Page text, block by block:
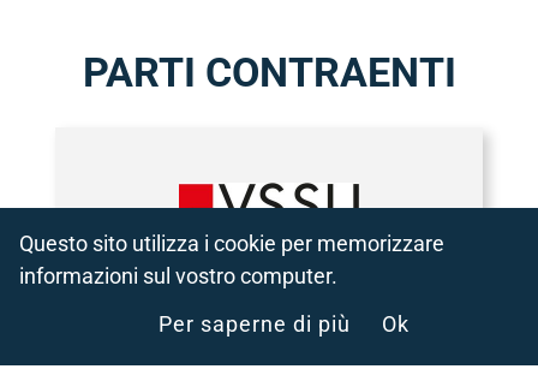
Questo sito utilizza i cookie per memorizzare
informazioni sul vostro computer.
Per saperne di più
Ok
PARTI CONTRAENTI